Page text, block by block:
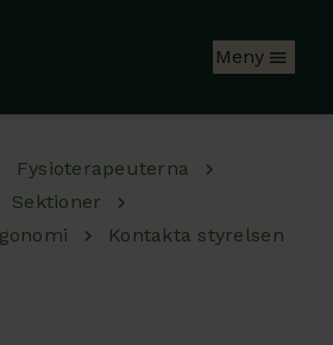
Meny
Fysioterapeuterna
Sektioner
Kontakta styrelsen